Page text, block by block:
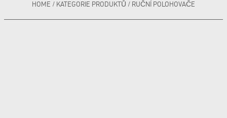
HOME / KATEGORIE PRODUKTŮ / RUČNÍ POLOHOVAČE